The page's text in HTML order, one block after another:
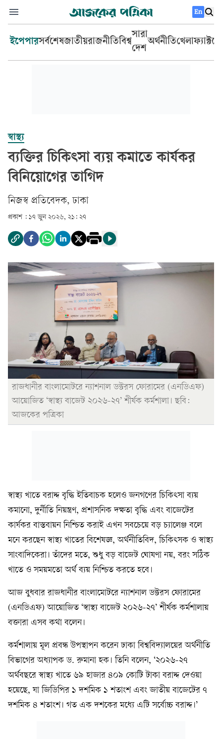
En
ইপেপারসর্বশেষজাতীয়রাজনীতিবিশ্ব
সারা
দেশ
অর্থনীতিখেলা
স্বাস্থ্য
ব্যক্তির চিকিৎসা ব্যয় কমাতে কার্যকর
বিনিয়োগের তাগিদ
‎নিজস্ব প্রতিবেদক, ঢাকা‎
প্রকাশ : ১৭ জুন ২০২৬, ২১: ২৭
রাজধানীর বাংলামোটরে ন্যাশনাল ডক্টরস ফোরামের (এনডিএফ)
আয়োজিত ‘স্বাস্থ্য বাজেট ২০২৬-২৭’ শীর্ষক কর্মশালা। ছবি:
আজকের পত্রিকা
স্বাস্থ্য খাতে বরাদ্দ বৃদ্ধি ইতিবাচক হলেও জনগণের চিকিৎসা ব্যয়
কমানো, দুর্নীতি নিয়ন্ত্রণ, প্রশাসনিক দক্ষতা বৃদ্ধি এবং বাজেটের
কার্যকর বাস্তবায়ন নিশ্চিত করাই এখন সবচেয়ে বড় চ্যালেঞ্জ বলে
মনে করছেন স্বাস্থ্য খাতের বিশেষজ্ঞ, অর্থনীতিবিদ, চিকিৎসক ও স্বাস্থ্য
সাংবাদিকেরা। তাঁদের মতে, শুধু বড় বাজেট ঘোষণা নয়, বরং সঠিক
খাতে ও সময়মতো অর্থ ব্যয় নিশ্চিত করতে হবে।
আজ বুধবার রাজধানীর বাংলামোটরে ন্যাশনাল ডক্টরস ফোরামের
(এনডিএফ) আয়োজিত ‘স্বাস্থ্য বাজেট ২০২৬-২৭’ শীর্ষক কর্মশালায়
বক্তারা এসব কথা বলেন।
কর্মশালায় মূল প্রবন্ধ উপস্থাপন করেন ঢাকা বিশ্ববিদ্যালয়ের অর্থনীতি
বিভাগের অধ্যাপক ড. রুমানা হক। তিনি বলেন, ‘২০২৬-২৭
অর্থবছরে স্বাস্থ্য খাতে ৬৯ হাজার ৪০৯ কোটি টাকা বরাদ্দ দেওয়া
হয়েছে, যা জিডিপির ১ দশমিক ১ শতাংশ এবং জাতীয় বাজেটের ৭
দশমিক ৪ শতাংশ। গত এক দশকের মধ্যে এটি সর্বোচ্চ বরাদ্দ।’